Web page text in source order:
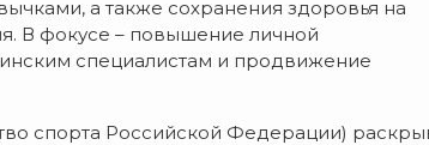
а также сохранения здоровья на
В фокусе – повышение личной
специалистам и продвижение
спорта Российской Федерации)